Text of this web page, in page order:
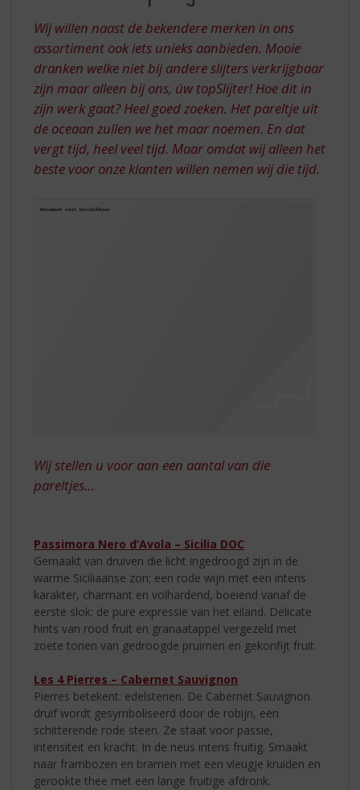
Wij willen naast de bekendere merken in ons
assortiment ook iets unieks aanbieden. Mooie
dranken welke niet bij andere slijters verkrijgbaar
zijn maar alleen bij ons, úw topSlijter! Hoe dit in
zijn werk gaat? Heel goed zoeken. Het pareltje uit
de oceaan zullen we het maar noemen. En dat
vergt tijd, heel veel tijd. Maar omdat wij alleen het
beste voor onze klanten willen nemen wij die tijd.
Wij stellen u voor aan een aantal van die
pareltjes…
Passimora Nero d’Avola – Sicilia DOC
Gemaakt van druiven die licht ingedroogd zijn in de
warme Siciliaanse zon; een rode wijn met een intens
karakter, charmant en volhardend, boeiend vanaf de
eerste slok: de pure expressie van het eiland. Delicate
hints van rood fruit en granaatappel vergezeld met
zoete tonen van gedroogde pruimen en gekonfijt fruit.
Les 4 Pierres – Cabernet Sauvignon
Pierres betekent: edelstenen. De Cabernet Sauvignon
druif wordt gesymboliseerd door de robijn, een
schitterende rode steen. Ze staat voor passie,
intensiteit en kracht. In de neus intens fruitig. Smaakt
naar frambozen en bramen met een vleugje kruiden en
gerookte thee met een lange fruitige afdronk.